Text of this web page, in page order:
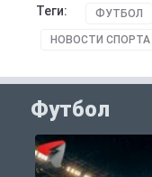
Теги: ФУТБОЛ
НОВОСТИ СПОРТА
Футбол